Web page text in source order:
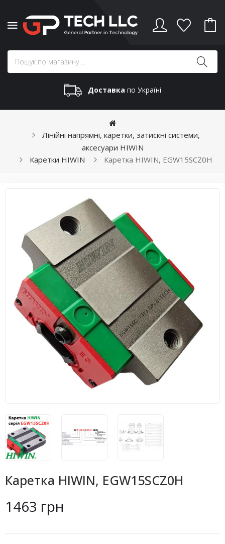
Доставка по Україні
Лінійні напрямні, каретки, затискні системи,
аксесуари HIWIN
Каретки HIWIN
Каретка HIWIN, EGW15SCZ0H
Каретка HIWIN, EGW15SCZ0H
1463 грн